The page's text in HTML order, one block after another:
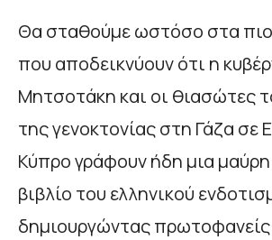
Θα σταθούμε ωστόσο στα
που αποδεικνύουν ότι η
Μητσοτάκη και οι θιασώτες
της γενοκτονίας στη Γάζα σε
Κύπρο γράφουν ήδη μια
βιβλίο του ελληνικού
δημιουργώντας πρωτοφανείς